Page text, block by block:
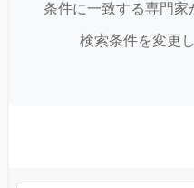
条件に一致する専門家
検索条件を変更